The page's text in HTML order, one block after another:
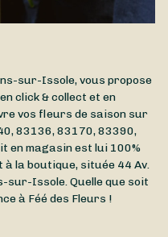
sur-Issole, vous propose
click & collect et en
vos fleurs de saison sur
83136, 83170, 83390,
en magasin est lui 100%
la boutique, située 44 Av.
sur-Issole. Quelle que soit
à Féé des Fleurs !